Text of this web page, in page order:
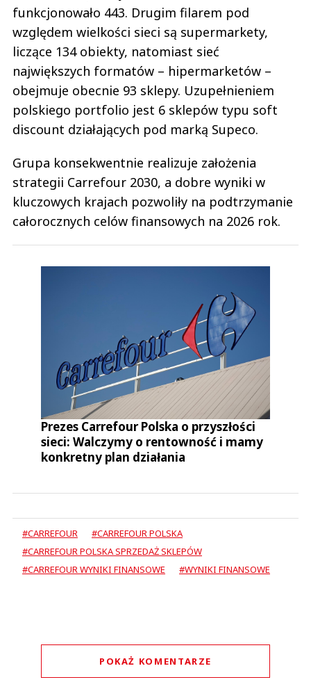
funkcjonowało 443. Drugim filarem pod
względem wielkości sieci są supermarkety,
liczące 134 obiekty, natomiast sieć
największych formatów – hipermarketów –
obejmuje obecnie 93 sklepy. Uzupełnieniem
polskiego portfolio jest 6 sklepów typu soft
discount działających pod marką Supeco.
Grupa konsekwentnie realizuje założenia
strategii Carrefour 2030, a dobre wyniki w
kluczowych krajach pozwoliły na podtrzymanie
całorocznych celów finansowych na 2026 rok.
Prezes Carrefour Polska o przyszłości
sieci: Walczymy o rentowność i mamy
konkretny plan działania
#CARREFOUR
#CARREFOUR POLSKA
#CARREFOUR POLSKA SPRZEDAŻ SKLEPÓW
#CARREFOUR WYNIKI FINANSOWE
#WYNIKI FINANSOWE
POKAŻ KOMENTARZE